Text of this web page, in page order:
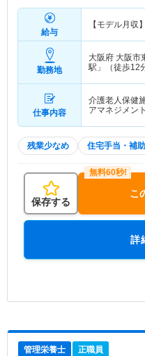
給与
【モデル月収】
勤務地
大阪府 大阪市
駅」（徒歩12
仕事内容
介護老人保健
アマネジメン
残業少なめ 住宅手当・補助
保存する
こ
詳
管理栄養士 正職員